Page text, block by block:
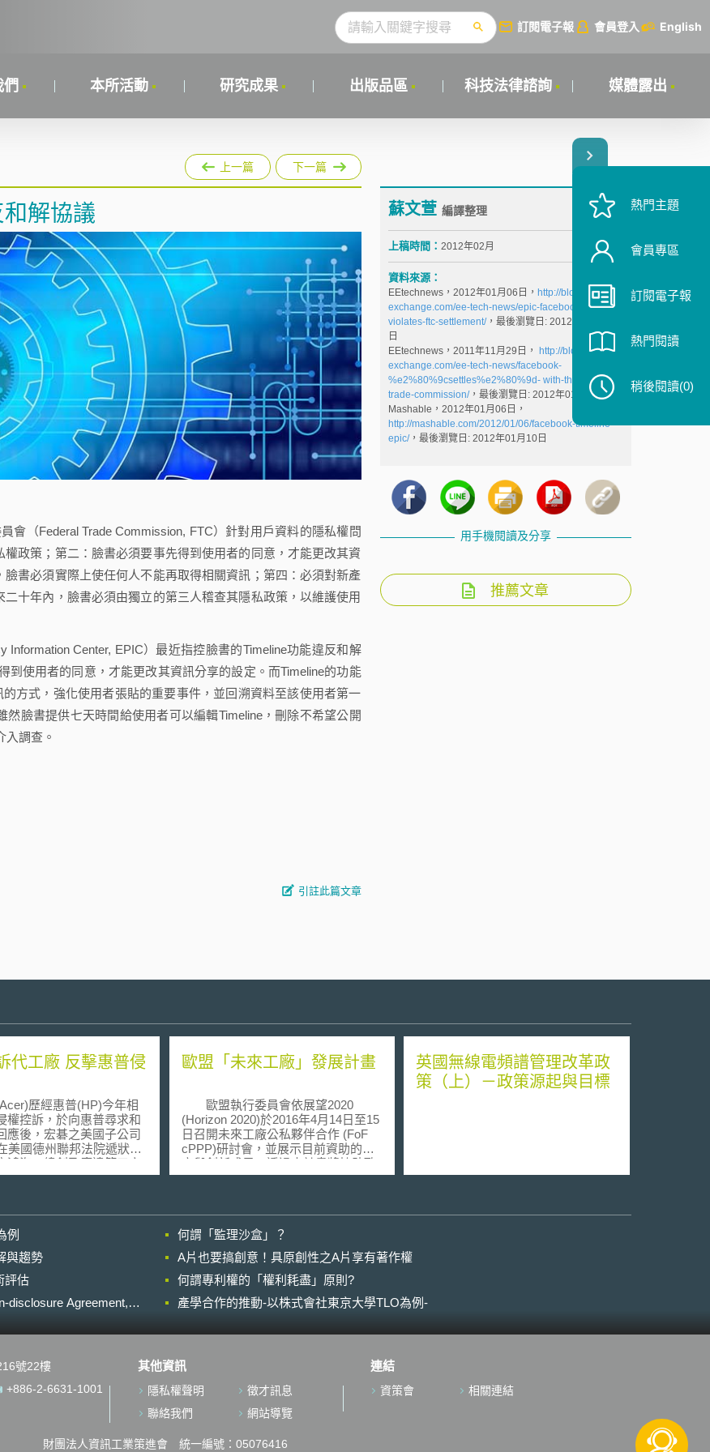
訂閱電子報 會員登入 English
們 本所活動 研究成果 出版品區 科技法律諮詢 媒體露出
上一篇 下一篇
解協議
（Federal Trade Commission, FTC）針對用戶資料的隱私權問
政策；第二：臉書必須要事先得到使用者的同意，才能更改其資
書必須實際上使任何人不能再取得相關資訊；第四：必須對新產
十年內，臉書必須由獨立的第三人稽查其隱私政策，以維護使用
Center, EPIC）最近指控臉書的Timeline功能違反和解
使用者的同意，才能更改其資訊分享的設定。而Timeline的功能
方式，強化使用者張貼的重要事件，並回溯資料至該使用者第一
臉書提供七天時間給使用者可以編輯Timeline，刪除不希望公開
調查。
引註此篇文章
蘇文萱 編譯整理
上稿時間： 2012年02月
資料來源：
EEtechnews，2012年01月06日， http://blog.experts-
exchange.com/ee-tech-news/epic-facebook-timeline-
violates-ftc-settlement/，最後瀏覽日: 2012年01月09
日
EEtechnews，2011年11月29日，
http://blog.experts-
exchange.com/ee-tech-news/facebook-
%e2%80%9csettles%e2%80%9d- with-the- federal-
trade-commission/，最後瀏覽日: 2012年01月10日
Mashable，2012年01月06日，
http://mashable.com/2012/01/06/facebook-timeline-
epic/，最後瀏覽日: 2012年01月10日
用手機閱讀及分享
推薦文章
代工廠 反擊惠普侵
歷經惠普(HP)今年相
權控訴，於向惠普尋求和
應後，宏碁之美國子公司
美國德州聯邦法院遞狀，
鴻海、緯創及廣達等三家
訟，要求下游代工廠商共
。宏碁為回擊惠普在美國
權之訴訟，因而使出該絕
此三家供應廠商「共同履
責任」負起連帶保證之責
普之侵權訴訟案給予協
，宏碁、惠普兩大客戶都
海會依法律程序配合。廣
案已進入法律程序，未來
徑，尋求圓滿的解決。緯
寶座，而惠普連續兩次向
告宏碁涉嫌侵權之舉，被
歐盟「未來工廠」發展計畫
歐盟執行委員會依展望2020
(Horizon 2020)於2016年4月14日至15
日召開未來工廠公私夥伴合作 (FoF
cPPP)研討會，並展示目前資助的研
究與創新成果，透過本計畫將協助歐
盟內製造業，特別是中小企業，將資
礎的解決方案導入製造業生產過程，
增加產品獨特性、多樣化、可大規模
生產，及保有高度靈活性，以迅速反
應瞬息萬變的市場。(2)縮短進入市場
的研發製程，提升產品質量，並透過
數位化設計、成型、模擬實作及預測
產環境的人為因素。(4)透過現代資通
能源更有持續性。(5)促進並強化製造
領域的共同平台及其生態系統。(6)從
獨特的地理位置創建虛擬價值鏈，從
而善用優秀人才的潛力。 我國為
成長動能，今年亦陸續公布「智慧機
英國無線電頻譜管理改革政
策（上）－政策源起與目標
例
何謂「監理沙盒」？
與趨勢
A片也要搞創意！具原創性之A片享有著作權
評估
何謂專利權的「權利耗盡」原則?
disclosure Agreement,
產學合作的推動-以株式會社東京大學TLO為例-
號22樓
+886-2-6631-1001
其他資訊
隱私權聲明
徵才訊息
聯絡我們
網站導覽
連結
資策會 相關連結
財團法人資訊工業策進會 統一編號：05076416
熱門主題
會員專區
訂閱電子報
熱門閱讀
稍後閱讀(0)